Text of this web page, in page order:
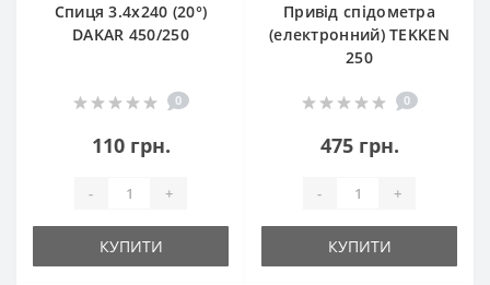
Спиця 3.4х240 (20°)
DAKAR 450/250
0
110 грн.
- +
КУПИТИ
Привід спідометра
(електронний) TEKKEN
250
0
475 грн.
- +
КУПИТИ